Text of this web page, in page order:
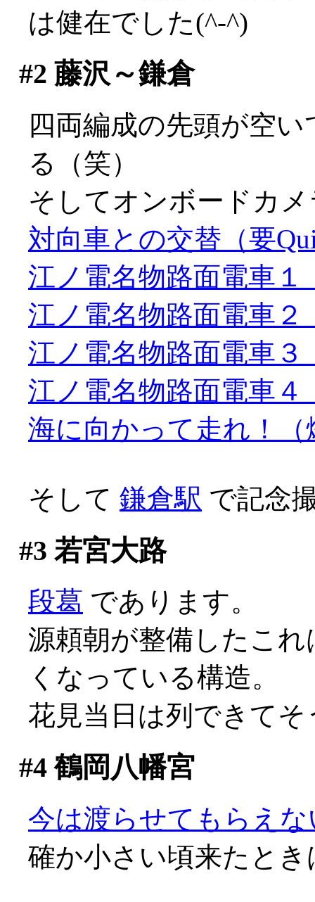
は健在でした(^-^)
#2 藤沢～鎌倉
四両編成の先頭が空
る（笑）
そしてオンボードカ
対向車との交替（要
江ノ電名物路面電車１
江ノ電名物路面電車２
江ノ電名物路面電車３
江ノ電名物路面電車４
海に向かって走れ！（
そして 鎌倉駅 で記念
#3 若宮大路
段葛 であります。
源頼朝が整備したこ
くなっている構造。
花見当日は列できて
#4鶴岡八幡宮
今は渡らせてもらえな
確か小さい頃来たと